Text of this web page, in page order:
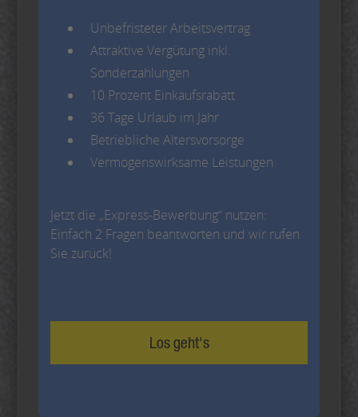
Unbefristeter Arbeitsvertrag
Attraktive Vergütung inkl.
Sonderzahlungen
10 Prozent Einkaufsrabatt
36 Tage Urlaub im Jahr
Betriebliche Altersvorsorge
Vermögenswirksame Leistungen
Jetzt die „Express-Bewerbung“ nutzen:
Einfach 2 Fragen beantworten und wir rufen
Sie zurück!
Los geht's